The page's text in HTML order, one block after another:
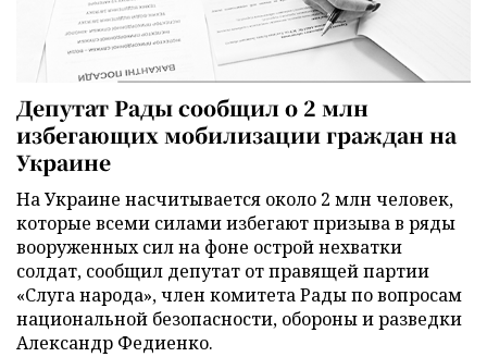
Депутат Рады сообщил о 2 млн
избегающих мобилизации граждан на
Украине
На Украине насчитывается около 2 млн человек,
которые всеми силами избегают призыва в ряды
вооруженных сил на фоне острой нехватки
солдат, сообщил депутат от правящей партии
«Слуга народа», член комитета Рады по вопросам
национальной безопасности, обороны и разведки
Александр Федиенко.